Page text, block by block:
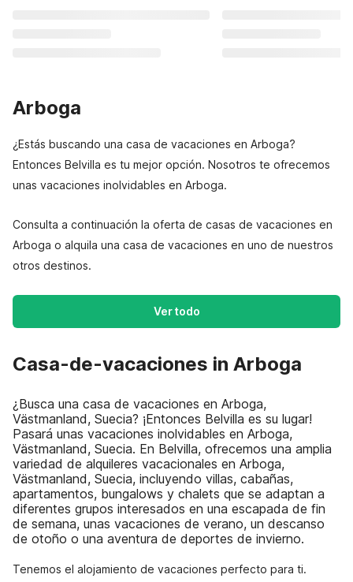
Arboga
¿Estás buscando una casa de vacaciones en Arboga?
Entonces Belvilla es tu mejor opción. Nosotros te ofrecemos
unas vacaciones inolvidables en Arboga.
Consulta a continuación la oferta de casas de vacaciones en
Arboga o alquila una casa de vacaciones en uno de nuestros
otros destinos.
Ver todo
Casa-de-vacaciones in Arboga
¿Busca una casa de vacaciones en Arboga,
Västmanland, Suecia? ¡Entonces Belvilla es su lugar!
Pasará unas vacaciones inolvidables en Arboga,
Västmanland, Suecia. En Belvilla, ofrecemos una amplia
variedad de alquileres vacacionales en Arboga,
Västmanland, Suecia, incluyendo villas, cabañas,
apartamentos, bungalows y chalets que se adaptan a
diferentes grupos interesados en una escapada de fin
de semana, unas vacaciones de verano, un descanso
de otoño o una aventura de deportes de invierno.
Tenemos el alojamiento de vacaciones perfecto para ti.